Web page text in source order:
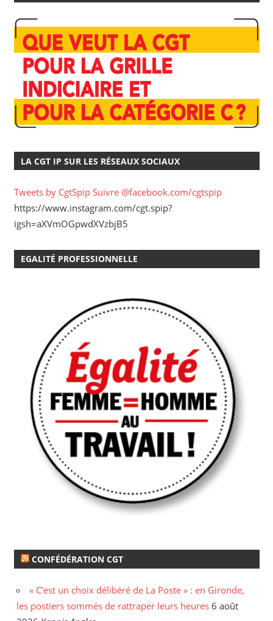
LA CGT IP SUR LES RÉSEAUX SOCIAUX
Tweets by CgtSpip Suivre @facebook.com/cgtspip
https://www.instagram.com/cgt.spip?
igsh=aXVmOGpwdXVzbjB5
EGALITÉ PROFESSIONNELLE
CONFÉDÉRATION CGT
« C’est un choix délibéré de La Poste » : en Gironde,
les postiers sommés de rattraper leurs heures 6 août